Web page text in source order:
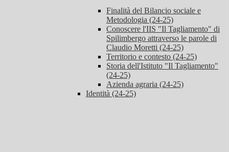
Finalità del Bilancio sociale e
Metodologia (24-25)
Conoscere l'IIS "Il Tagliamento" di
Spilimbergo attraverso le parole di
Claudio Moretti (24-25)
Territorio e contesto (24-25)
Storia dell'Istituto "Il Tagliamento"
(24-25)
Azienda agraria (24-25)
Identità (24-25)